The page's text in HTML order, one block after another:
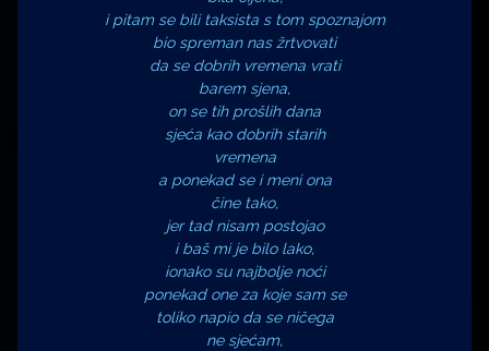
i pitam se bili taksista s tom spoznajom
bio spreman nas žrtvovati
da se dobrih vremena vrati
barem sjena,
on se tih prošlih dana
sjeća kao dobrih starih
vremena
a ponekad se i meni ona
čine tako,
jer tad nisam postojao
i baš mi je bilo lako,
ionako su najbolje noći
ponekad one za koje sam se
toliko napio da se ničega
ne sjećam,